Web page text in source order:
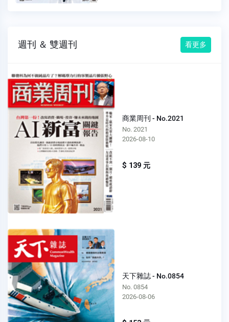
週刊 ＆ 雙週刊 看更多
商業周刊 - No.2021
No. 2021
2026-08-10
$ 139 元
天下雜誌 - No.0854
No. 0854
2026-08-06